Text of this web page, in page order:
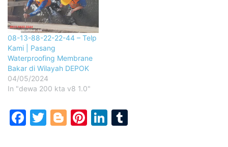
08-13-88-22-22-44 – Telp
Kami | Pasang
Waterproofing Membrane
Bakar di Wilayah DEPOK
04/05/2024
In "dewa 200 kta v8 1.0"
Facebook
Twitter
Blogger
Pinterest
LinkedIn